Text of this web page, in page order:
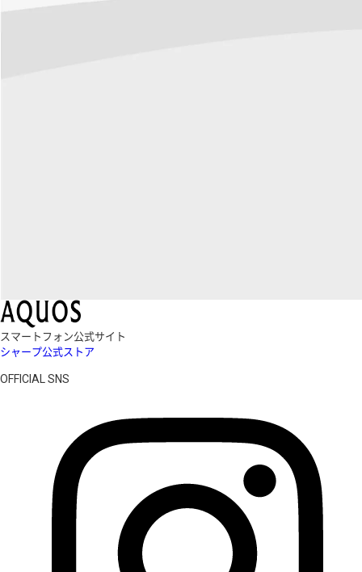
スマートフォン公式サイト
シャープ公式ストア
OFFICIAL SNS